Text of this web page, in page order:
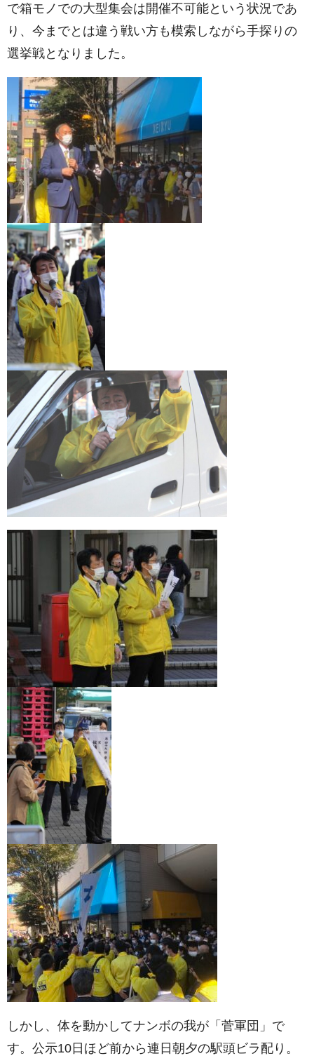
で箱モノでの大型集会は開催不可能という状況であ
り、今までとは違う戦い方も模索しながら手探りの
選挙戦となりました。
しかし、体を動かしてナンボの我が「菅軍団」で
す。公示10日ほど前から連日朝夕の駅頭ビラ配り。